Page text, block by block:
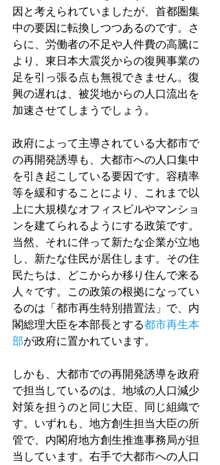
因と考えられていましたが、首都圏集
中の要因に転換しつつあるのです。さ
らに、労働者の不足や人件費の高騰に
より、東日本大震災からの復興事業の
足を引っ張る点も無視できません。復
興の遅れは、被災地からの人口流出を
加速させてしまうでしょう。
政府によって主導されている大都市で
の再開発誘導も、大都市への人口集中
を引き起こしている要因です。容積率
等を緩和することにより、これまで以
上に大規模なオフィスビルやマンショ
ンを建てられるようにする政策です。
当然、それに伴って新たな企業が立地
し、新たな住民が居住します。その住
民たちは、どこからか移り住んで来る
人々です。この政策の根拠になってい
るのは「都市再生特別措置法」で、内
閣総理大臣を本部長とする都市再生本
部が政府に置かれています。
しかも、大都市での再開発誘導を政府
で担当しているのは、地域の人口減少
対策を担うのと同じ大臣、同じ組織で
す。いずれも、地方創生担当大臣の所
管で、内閣府地方創生推進事務局が担
当しています。右手で大都市への人口